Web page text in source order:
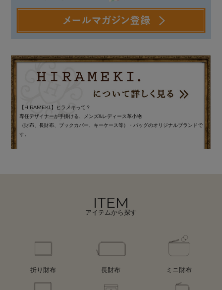
【HIRAMEKI.】ヒラメキって？
専任デザイナーが手掛ける、メンズ&レディース革小物
（財布、長財布、ブックカバー、キーケース等）・バッグのオリジナルブランドで
す。
ITEM
アイテムから探す
折り財布 長財布 ミニ財布